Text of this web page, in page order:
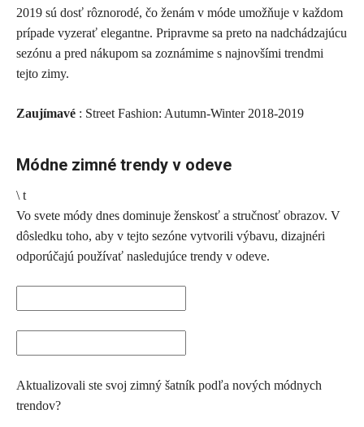
2019 sú dosť rôznorodé, čo ženám v móde umožňuje v každom
prípade vyzerať elegantne. Pripravme sa preto na nadchádzajúcu
sezónu a pred nákupom sa zoznámime s najnovšími trendmi
tejto zimy.
Zaujímavé : Street Fashion: Autumn-Winter 2018-2019
Módne zimné trendy v odeve
\ t
Vo svete módy dnes dominuje ženskosť a stručnosť obrazov. V
dôsledku toho, aby v tejto sezóne vytvorili výbavu, dizajnéri
odporúčajú používať nasledujúce trendy v odeve.
Aktualizovali ste svoj zimný šatník podľa nových módnych
trendov?
reddit
Tumblr
WhatsApp